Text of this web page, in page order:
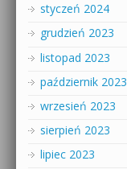
styczeń 2024
grudzień 2023
listopad 2023
październik 2023
wrzesień 2023
sierpień 2023
lipiec 2023